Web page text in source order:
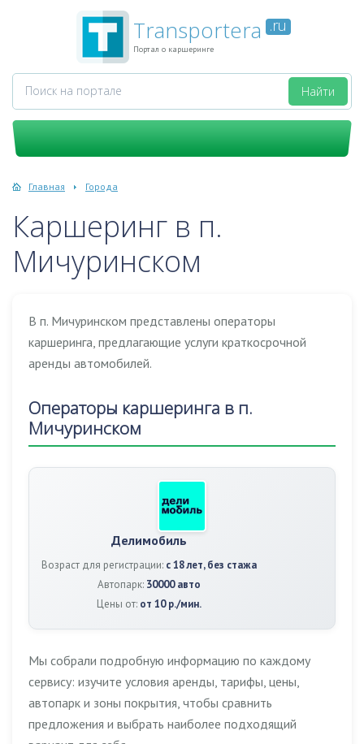
Transportera .ru
Портал о каршеринге
Главная Города
Каршеринг в п.
Мичуринском
В п. Мичуринском представлены операторы
каршеринга, предлагающие услуги краткосрочной
аренды автомобилей.
Операторы каршеринга в п.
Мичуринском
Делимобиль
Возраст для регистрации: с 18 лет, без стажа
Автопарк: 30000 авто
Цены от: от 10 р./мин.
Мы собрали подробную информацию по каждому
сервису: изучите условия аренды, тарифы, цены,
автопарк и зоны покрытия, чтобы сравнить
предложения и выбрать наиболее подходящий